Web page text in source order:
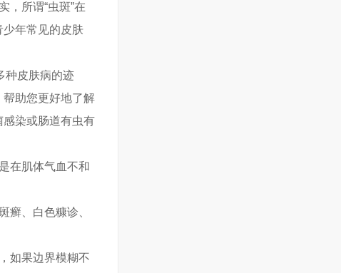
，所谓“虫斑”在
少年常见的皮肤
种皮肤病的迹
助您更好地了解
染或肠道有虫有
在肌体气血不和
癣、白色糠诊、
如果边界模糊不